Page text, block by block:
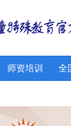
师资培训 全